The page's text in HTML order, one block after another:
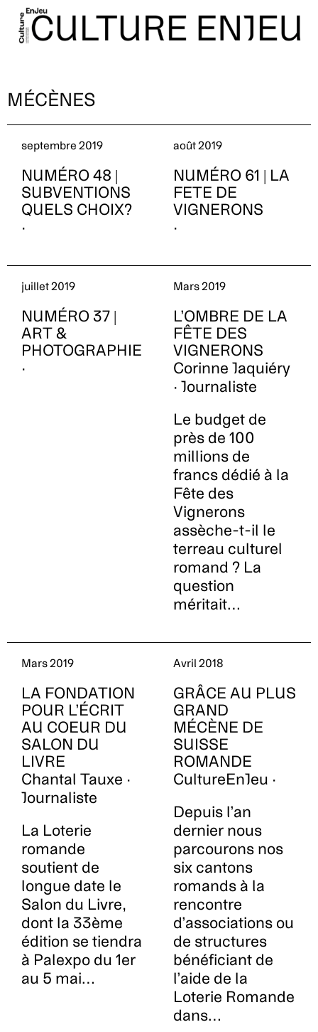
MÉCÈNES
septembre 2019
NUMÉRO 48 |
SUBVENTIONS
QUELS CHOIX?
·
août 2019
NUMÉRO 61 | LA
FETE DE
VIGNERONS
·
juillet 2019
NUMÉRO 37 |
ART &
PHOTOGRAPHIE
·
Mars 2019
L’OMBRE DE LA
FÊTE DES
VIGNERONS
Corinne Jaquiéry
· Journaliste
Le budget de
près de 100
millions de
francs dédié à la
Fête des
Vignerons
assèche-t-il le
terreau culturel
romand ? La
question
méritait…
Mars 2019
LA FONDATION
POUR L’ÉCRIT
AU COEUR DU
SALON DU
LIVRE
Chantal Tauxe ·
Journaliste
La Loterie
romande
soutient de
longue date le
Salon du Livre,
dont la 33ème
édition se tiendra
à Palexpo du 1er
au 5 mai…
Avril 2018
GRÂCE AU PLUS
GRAND
MÉCÈNE DE
SUISSE
ROMANDE
CultureEnJeu ·
Depuis l’an
dernier nous
parcourons nos
six cantons
romands à la
rencontre
d’associations ou
de structures
bénéficiant de
l’aide de la
Loterie Romande
dans…